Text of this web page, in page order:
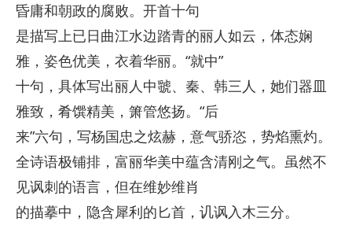
昏庸和朝政的腐败。开首十句
是描写上已日曲江水边踏青的丽人如云，体态娴
雅，姿色优美，衣着华丽。“就中”
十句，具体写出丽人中虢、秦、韩三人，她们器皿
雅致，肴馔精美，箫管悠扬。“后
来”六句，写杨国忠之炫赫，意气骄恣，势焰熏灼。
全诗语极铺排，富丽华美中蕴含清刚之气。虽然不
见讽刺的语言，但在维妙维肖
的描摹中，隐含犀利的匕首，讥讽入木三分。